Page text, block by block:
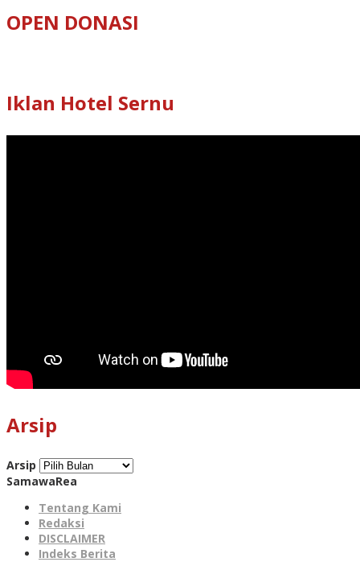
OPEN DONASI
Iklan Hotel Sernu
Arsip
Arsip
SamawaRea
Tentang Kami
Redaksi
DISCLAIMER
Indeks Berita